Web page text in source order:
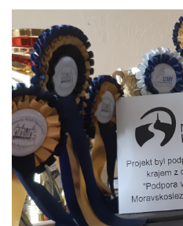
KONTAKT
SLUŽBY
JEŽDĚNÍ PRO VEŘEJNOST
FOTOALBUM
VIDEA